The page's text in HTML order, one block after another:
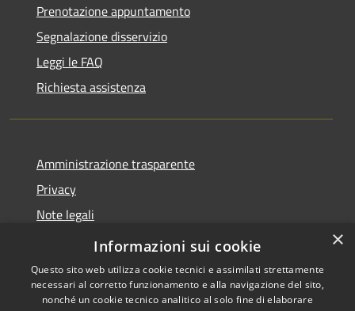
Prenotazione appuntamento
Segnalazione disservizio
Leggi le FAQ
Richiesta assistenza
Amministrazione trasparente
Privacy
Note legali
Dichiarazione di accessibilità
×
Informazioni sui cookie
Questo sito web utilizza cookie tecnici e assimilati strettamente
necessari al corretto funzionamento e alla navigazione del sito,
nonché un cookie tecnico analitico al solo fine di elaborare